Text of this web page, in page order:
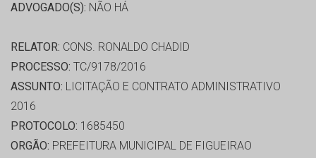
ADVOGADO(S): NÃO HÁ
RELATOR: CONS. RONALDO CHADID
PROCESSO: TC/9178/2016
ASSUNTO: LICITAÇÃO E CONTRATO ADMINISTRATIVO
2016
PROTOCOLO: 1685450
ORGÃO: PREFEITURA MUNICIPAL DE FIGUEIRAO